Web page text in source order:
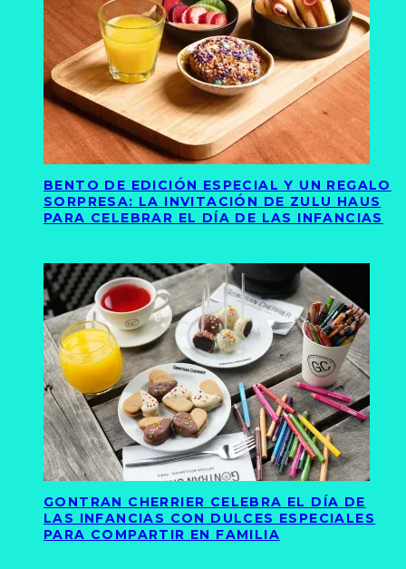
BENTO DE EDICIÓN ESPECIAL Y UN REGALO
SORPRESA: LA INVITACIÓN DE ZULU HAUS
PARA CELEBRAR EL DÍA DE LAS INFANCIAS
GONTRAN CHERRIER CELEBRA EL DÍA DE
LAS INFANCIAS CON DULCES ESPECIALES
PARA COMPARTIR EN FAMILIA